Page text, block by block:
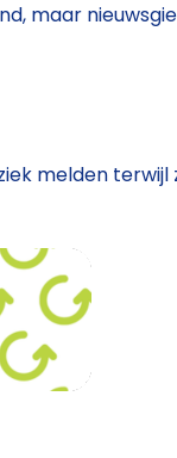
maar
melden terwijl